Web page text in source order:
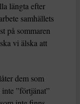
längta efter
samhällets
på sommaren
vi älska att
dem som
”förtjänat”